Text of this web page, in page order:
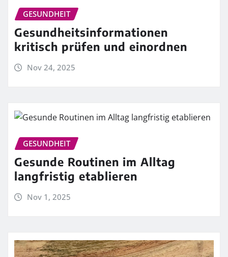
GESUNDHEIT
Gesundheitsinformationen
kritisch prüfen und einordnen
Nov 24, 2025
GESUNDHEIT
Gesunde Routinen im Alltag
langfristig etablieren
Nov 1, 2025